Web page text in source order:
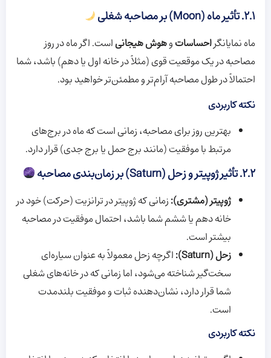
۲.۱. تأثیر ماه (Moon) بر مصاحبه شغلی
ماه نمایانگراحساساتوهوش هیجانیاست. اگر ماه در روز
مصاحبه در یک موقعیت قوی (مثلاً در خانه اول یا دهم) باشد، شما
احتمالاً در طول مصاحبه آرام‌تر و مطمئن‌تر خواهید بود.
نکته کاربردی
بهترین روز برای مصاحبه، زمانی است که ماه در برج‌های
مرتبط با موفقیت (مانند برج حمل یا برج جدی) قرار دارد.
۲.۲. تأثیر ژوپیتر و زحل (Saturn) بر زمان‌بندی مصاحبه
ژوپیتر (مشتری):زمانی که ژوپیتر در ترانزیت (حرکت) خود در
خانه دهم یا ششم شما باشد، احتمال موفقیت در مصاحبه
بیشتر است.
زحل (Saturn):
اگرچه زحل معمولاً به عنوان سیاره‌ای
سخت‌گیر شناخته می‌شود، اما زمانی که در خانه‌های شغلی
شما قرار دارد، نشان‌دهنده ثبات و موفقیت بلندمدت
است.
نکته کاربردی